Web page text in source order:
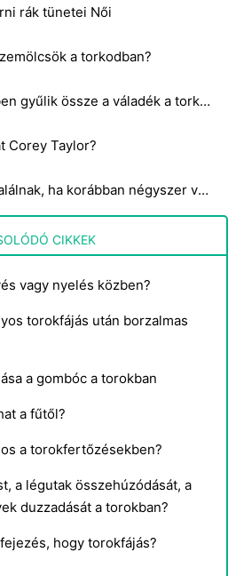
rák tünetei Női
a torkodban?
Miért csak alvás közben gyűlik össze a váladék a torkomban?
Corey Taylor?
Mennyi az esélye a halálnak, ha korábban négyszer volt torokgyulladása?
és fáj a torka?
CIKKEK
vagy nyelés közben?
torokfájás után borzalmas
a gombóc a torokban
a fűtől?
a torokfertőzésekben?
a légutak összehúzódását, a
duzzadását a torokban?
hogy torokfájás?